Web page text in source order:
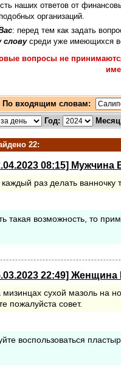
наших ответов от
организаций.
: перед тем как задать
словусреди уже имеющихся
вопросы не
По входящим словам:
Год:
22:
08:15] Мужчина
раз делать
такая возможность, то
22:49] Женщина
мизинцах сухой мазоль на
пожалуйста совет.
воспользоваться